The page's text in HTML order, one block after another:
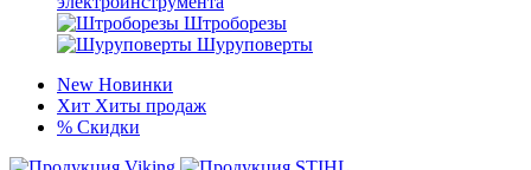
Штроборезы
Шуруповерты
New Новинки
Хит Хиты продаж
% Скидки